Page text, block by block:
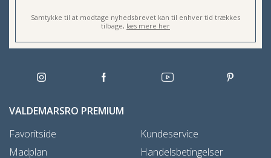
Samtykke til at modtage nyhedsbrevet kan til enhver tid trækkes
tilbage, læs mere her
VALDEMARSRO PREMIUM
Favoritside
Madplan
Kundeservice
Handelsbetingelser